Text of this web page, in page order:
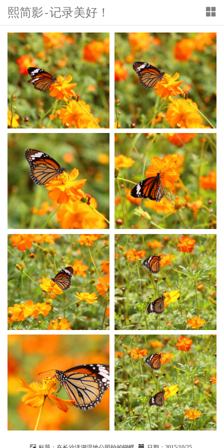
T
o
g
g
l
e
n
a
v
i
g
a
t
i
o
n
熙简影-记录美好！